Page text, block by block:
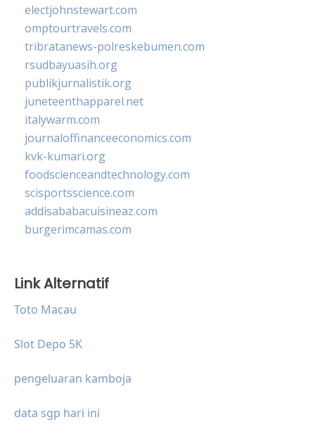
electjohnstewart.com
omptourtravels.com
tribratanews-polreskebumen.com
rsudbayuasih.org
publikjurnalistik.org
juneteenthapparel.net
italywarm.com
journaloffinanceeconomics.com
kvk-kumari.org
foodscienceandtechnology.com
scisportsscience.com
addisababacuisineaz.com
burgerimcamas.com
Link Alternatif
Toto Macau
Slot Depo 5K
pengeluaran kamboja
data sgp hari ini